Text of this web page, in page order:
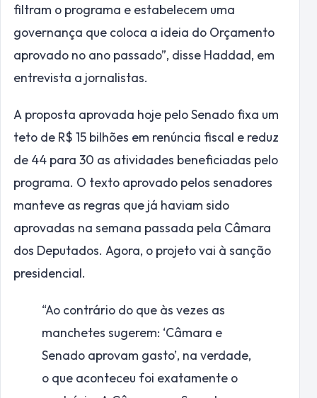
filtram o programa e estabelecem uma
governança que coloca a ideia do Orçamento
aprovado no ano passado”, disse Haddad, em
entrevista a jornalistas.
A proposta aprovada hoje pelo Senado fixa um
teto de R$ 15 bilhões em renúncia fiscal e reduz
de 44 para 30 as atividades beneficiadas pelo
programa. O texto aprovado pelos senadores
manteve as regras que já haviam sido
aprovadas na semana passada pela Câmara
dos Deputados. Agora, o projeto vai à sanção
presidencial.
“Ao contrário do que às vezes as
manchetes sugerem: ‘Câmara e
Senado aprovam gasto’, na verdade,
o que aconteceu foi exatamente o